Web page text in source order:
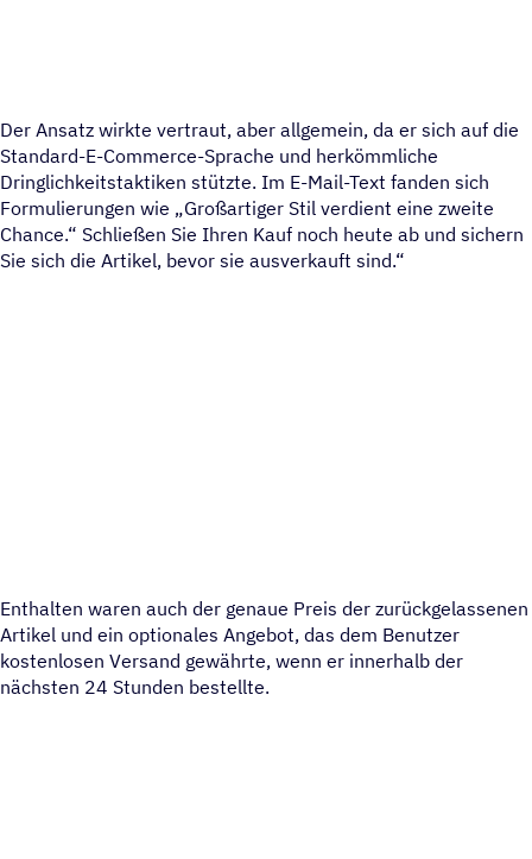
Der Ansatz wirkte vertraut, aber allgemein, da er sich auf die
Standard-E-Commerce-Sprache und herkömmliche
Dringlichkeitstaktiken stützte. Im E-Mail-Text fanden sich
Formulierungen wie „Großartiger Stil verdient eine zweite
Chance.“ Schließen Sie Ihren Kauf noch heute ab und sichern
Sie sich die Artikel, bevor sie ausverkauft sind.“
Enthalten waren auch der genaue Preis der zurückgelassenen
Artikel und ein optionales Angebot, das dem Benutzer
kostenlosen Versand gewährte, wenn er innerhalb der
nächsten 24 Stunden bestellte.